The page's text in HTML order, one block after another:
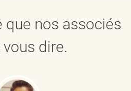
que nos associés
dire.